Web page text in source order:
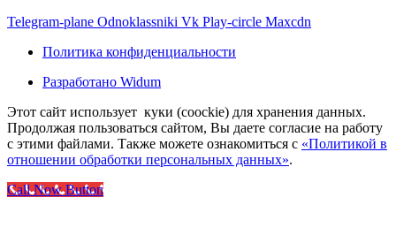
Telegram-plane Odnoklassniki Vk Play-circle Maxcdn
Политика конфиденциальности
Разработано Widum
Этот сайт использует куки (coockie) для хранения данных.
Продолжая пользоваться сайтом, Вы даете согласие на работу
с этими файлами. Также можете ознакомиться с «Политикой в
отношении обработки персональных данных».
Call Now Button